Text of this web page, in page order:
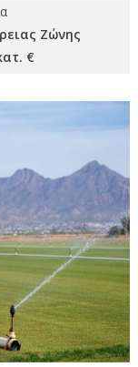
Ζώνης
€